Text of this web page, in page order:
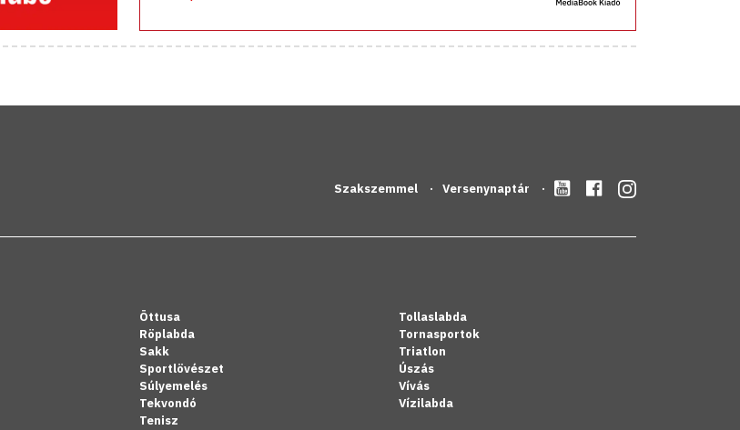
Szakszemmel Versenynaptár
Öttusa
Röplabda
Sakk
Sportlövészet
Súlyemelés
Tekvondó
Tenisz
Tollaslabda
Tornasportok
Triatlon
Úszás
Vívás
Vízilabda